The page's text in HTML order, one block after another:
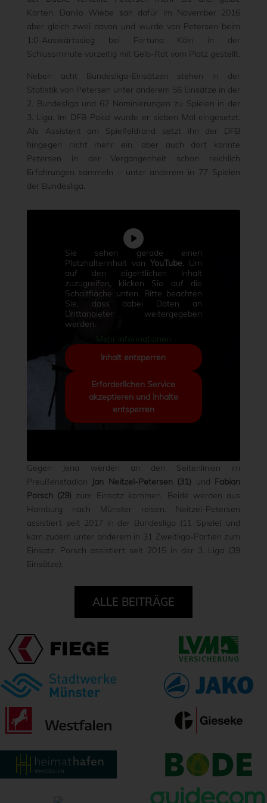
Karten. Danilo Wiebe sah dafür im November 2016
aber gleich zwei davon und wurde von Petersen beim
1:0-Auswärtssieg bei Fortuna Köln in der
Schlussminute vorzeitig mit Gelb-Rot vom Platz gestellt.
Neben acht Bundesliga-Einsätzen stehen in der
Statistik von Petersen unter anderem 56 Einsätze in der
2. Bundesliga und 62 Nominierungen zu Spielen in der
3. Liga. Im DFB-Pokal wurde er sieben Mal eingesetzt.
Als Assistent am Spielfeldrand setzt ihn der DFB
hingegen nicht mehr ein, aber auch dort konnte
Petersen in der Vergangenheit schon reichlich
Erfahrungen sammeln – unter anderem in 77 Spielen
der Bundesliga.
Sie sehen gerade einen
Platzhalterinhalt vonYouTube. Um
auf den eigentlichen Inhalt
zuzugreifen, klicken Sie auf die
Schaltfläche unten. Bitte beachten
Sie, dass dabei Daten an
Drittanbieter weitergegeben
werden.
Mehr Informationen
Inhalt entsperren
Erforderlichen Service
akzeptieren und Inhalte
entsperren
Gegen Jena werden an den Seitenlinien im
Preußenstadion Jan Neitzel-Petersen (31) und Fabian
Porsch (29) zum Einsatz kommen. Beide werden aus
Hamburg nach Münster reisen. Neitzel-Petersen
assistiert seit 2017 in der Bundesliga (11 Spiele) und
kam zudem unter anderem in 31 Zweitliga-Partien zum
Einsatz. Porsch assistiert seit 2015 in der 3. Liga (39
Einsätze).
ALLE BEITRÄGE